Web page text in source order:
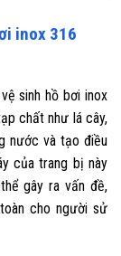
inox 316
sinh hồ bơi inox
chất như lá cây,
nước và tạo điều
của trang bị này
gây ra vấn đề,
cho người sử